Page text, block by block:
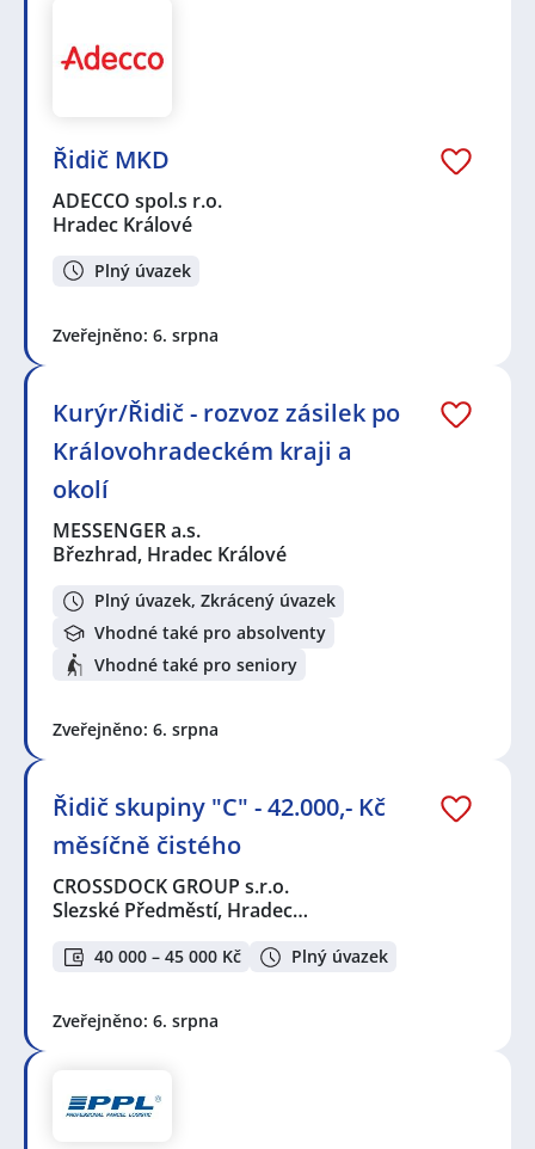
Řidič MKD
ADECCO spol.s r.o.
Hradec Králové
Plný úvazek
Zveřejněno: 6. srpna
Kurýr/Řidič - rozvoz zásilek po
Královohradeckém kraji a
okolí
MESSENGER a.s.
Březhrad, Hradec Králové
Plný úvazek, Zkrácený úvazek
Vhodné také pro absolventy
Vhodné také pro seniory
Zveřejněno: 6. srpna
Řidič skupiny "C" - 42.000,- Kč
měsíčně čistého
CROSSDOCK GROUP s.r.o.
Slezské Předměstí, Hradec…
40 000 – 45 000 Kč Plný úvazek
Zveřejněno: 6. srpna